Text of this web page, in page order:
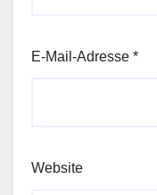
E-Mail-Adresse *
Website